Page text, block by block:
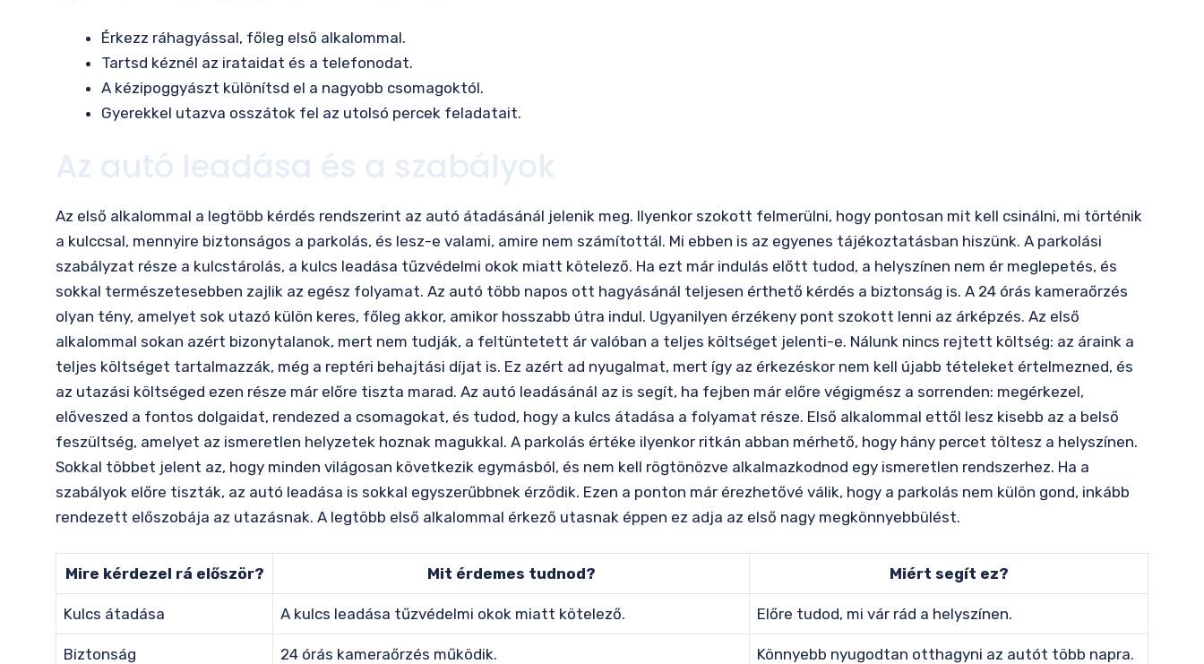
Érkezz ráhagyással, főleg első alkalommal.
Tartsd kéznél az irataidat és a telefonodat.
A kézipoggyászt különítsd el a nagyobb csomagoktól.
Gyerekkel utazva osszátok fel az utolsó percek feladatait.
Az autó leadása és a szabályok
Az első alkalommal a legtöbb kérdés rendszerint az autó átadásánál jelenik meg. Ilyenkor szokott felmerülni, hogy pontosan mit kell csinálni, mi történik
a kulccsal, mennyire biztonságos a parkolás, és lesz-e valami, amire nem számítottál. Mi ebben is az egyenes tájékoztatásban hiszünk. A parkolási
szabályzat része a kulcstárolás, a kulcs leadása tűzvédelmi okok miatt kötelező. Ha ezt már indulás előtt tudod, a helyszínen nem ér meglepetés, és
sokkal természetesebben zajlik az egész folyamat. Az autó több napos ott hagyásánál teljesen érthető kérdés a biztonság is. A 24 órás kameraőrzés
olyan tény, amelyet sok utazó külön keres, főleg akkor, amikor hosszabb útra indul. Ugyanilyen érzékeny pont szokott lenni az árképzés. Az első
alkalommal sokan azért bizonytalanok, mert nem tudják, a feltüntetett ár valóban a teljes költséget jelenti-e. Nálunk nincs rejtett költség: az áraink a
teljes költséget tartalmazzák, még a reptéri behajtási díjat is. Ez azért ad nyugalmat, mert így az érkezéskor nem kell újabb tételeket értelmezned, és
az utazási költséged ezen része már előre tiszta marad. Az autó leadásánál az is segít, ha fejben már előre végigmész a sorrenden: megérkezel,
előveszed a fontos dolgaidat, rendezed a csomagokat, és tudod, hogy a kulcs átadása a folyamat része. Első alkalommal ettől lesz kisebb az a belső
feszültség, amelyet az ismeretlen helyzetek hoznak magukkal. A parkolás értéke ilyenkor ritkán abban mérhető, hogy hány percet töltesz a helyszínen.
Sokkal többet jelent az, hogy minden világosan következik egymásból, és nem kell rögtönözve alkalmazkodnod egy ismeretlen rendszerhez. Ha a
szabályok előre tiszták, az autó leadása is sokkal egyszerűbbnek érződik. Ezen a ponton már érezhetővé válik, hogy a parkolás nem külön gond, inkább
rendezett előszobája az utazásnak. A legtöbb első alkalommal érkező utasnak éppen ez adja az első nagy megkönnyebbülést.
Mire kérdezel rá először? Mit érdemes tudnod? Miért segít ez?
Kulcs átadása A kulcs leadása tűzvédelmi okok miatt kötelező. Előre tudod, mi vár rád a helyszínen.
Biztonság 24 órás kameraőrzés működik. Könnyebb nyugodtan otthagyni az autót több napra.